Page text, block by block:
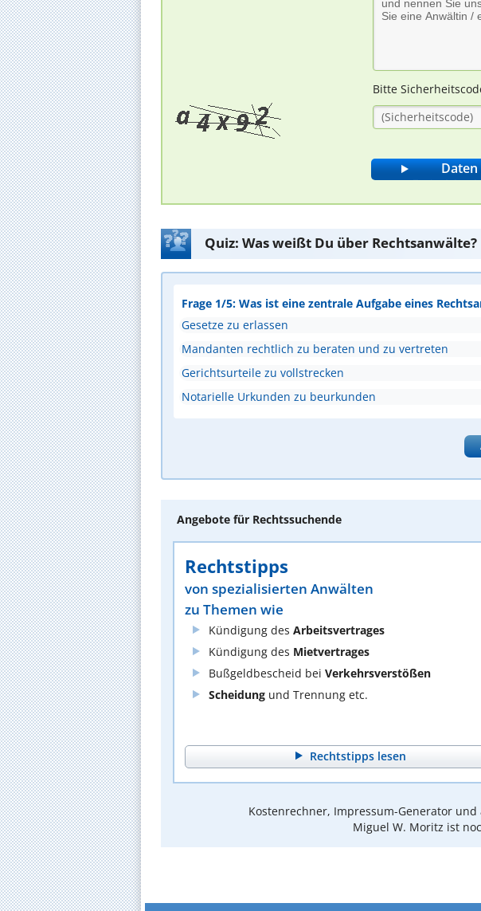
Bitte
Quiz: Was weißt Du über Rechtsanwälte?
Frage 1/5: Was ist eine zentrale Aufgabe eines
Gesetze zu erlassen
Mandanten rechtlich zu beraten und zu vertreten
Gerichtsurteile zu vollstrecken
Notarielle Urkunden zu beurkunden
Angebote für Rechtssuchende
Rechtstipps
von spezialisierten Anwälten
zu Themen wie
Kündigung des Arbeitsvertrages
Kündigung des Mietvertrages
Bußgeldbescheid bei Verkehrsverstößen
Scheidung und Trennung etc.
Rechtstipps lesen
Kostenrechner, Impressum-Generator
Miguel W. Moritz ist